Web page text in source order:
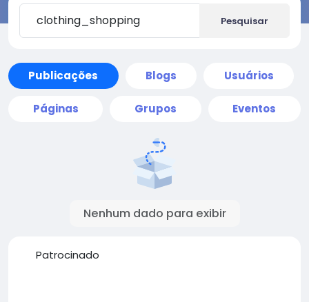
Pesquisar
Publicações Blogs Usuários
Páginas Grupos Eventos
Nenhum dado para exibir
Patrocinado